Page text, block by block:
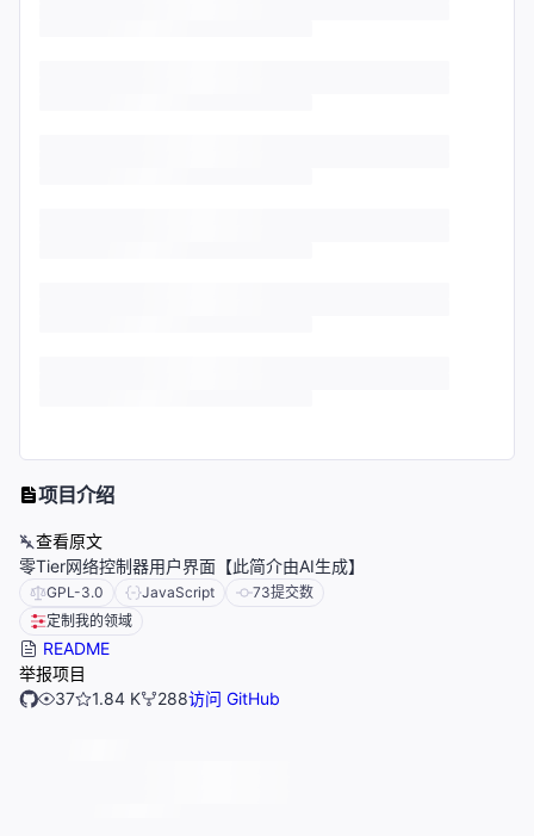
项目介绍
查看原文
零Tier网络控制器用户界面【此简介由AI生成】
GPL-3.0 JavaScript 73提交数
定制我的领域
README
举报项目
37
1.84 K 288访问 GitHub